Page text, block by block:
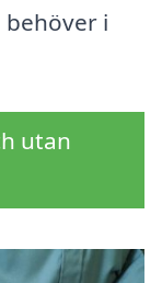
behöver i
utan